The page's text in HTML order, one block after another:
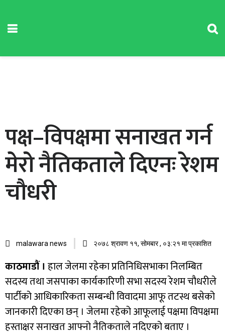
पक्ष–विपक्षमा सनाखत गर्न
मेरो नैतिकताले दिएनः रेशम
चौधरी
malawara news २०७८ श्रावण ११, सोमबार , ०३:२१ मा प्रकाशित
काठमाडौं । हाल जेलमा रहेका प्रतिनिधिसभाका निलम्बित
सदस्य तथा जसपाका कार्यकारिणी सभा सदस्य रेशम चौधरीले
पार्टीको आधिकारिकता सम्बन्धी विवादमा आफू तटस्थ बसेको
जानकारी दिएका छन् । जेलमा रहेको आफूलाई पक्षमा विपक्षमा
हस्ताक्षर सनाखत आफ्नो नैतिकताले नदिएको बताए ।